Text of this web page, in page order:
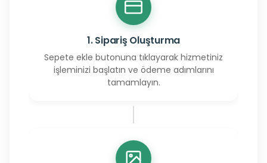
1. Sipariş Oluşturma
Sepete ekle butonuna tıklayarak hizmetiniz
işleminizi başlatın ve ödeme adımlarını
tamamlayın.